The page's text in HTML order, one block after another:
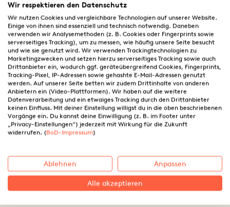
Wie viel ist zu viel?
Leseproben
Wir respektieren den Datenschutz
Wir nutzen Cookies und vergleichbare Technologien auf unserer Website.
Einige von ihnen sind essenziell und technisch notwendig. Daneben
verwenden wir Analysemethoden (z. B. Cookies oder Fingerprints sowie
serverseitiges Tracking), um zu messen, wie häufig unsere Seite besucht
und wie sie genutzt wird. Wir verwenden Trackingtechnologien zu
Marketingzwecken und setzen hierzu serverseitiges Tracking sowie auch
Drittanbieter ein, wodurch ggf. geräteübergreifend Cookies, Fingerprints,
Tracking-Pixel, IP-Adressen sowie gehashte E-Mail-Adressen genutzt
werden. Auf unserer Seite betten wir zudem Drittinhalte von anderen
Anbietern ein (Video-Plattformen). Wir haben auf die weitere
Datenverarbeitung und ein etwaiges Tracking durch den Drittanbieter
keinen Einfluss. Mit deiner Einstellung willigst du in die oben beschriebenen
Vorgänge ein. Du kannst deine Einwilligung (z. B. im Footer unter
„Privacy-Einstellungen“) jederzeit mit Wirkung für die Zukunft
widerrufen. (BoD-Impressum)
Ablehnen Anpassen
Alle akzeptieren